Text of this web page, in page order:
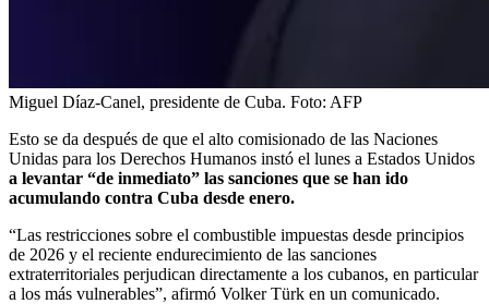
Miguel Díaz-Canel, presidente de Cuba. Foto: AFP
Esto se da después de que el alto comisionado de las Naciones
Unidas para los Derechos Humanos instó el lunes a Estados Unidos
a levantar “de inmediato” las sanciones que se han ido
acumulando contra Cuba desde enero.
“Las restricciones sobre el combustible impuestas desde principios
de 2026 y el reciente endurecimiento de las sanciones
extraterritoriales perjudican directamente a los cubanos, en particular
a los más vulnerables”, afirmó Volker Türk en un comunicado.